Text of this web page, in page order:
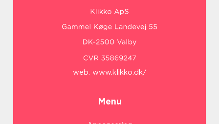
web: www.klikko.dk/
Menu